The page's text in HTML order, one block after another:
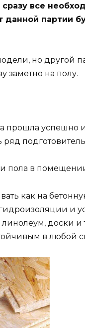
все
данной партии
но другой
заметно на полу.
прошла успешно
пола в
как на
и
линолеум, доски
в любой